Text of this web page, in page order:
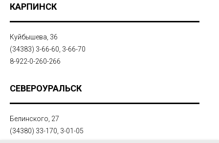
КАРПИНСК
Куйбышева, 36
(34383) 3-66-60, 3-66-70
8-922-0-260-266
СЕВЕРОУРАЛЬСК
Белинского, 27
(34380) 33-170, 3-01-05